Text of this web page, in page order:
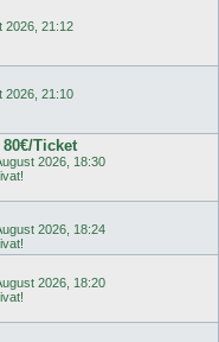
2026, 21:12
2026, 21:10
Ticket
2026, 18:30
2026, 18:24
2026, 18:20